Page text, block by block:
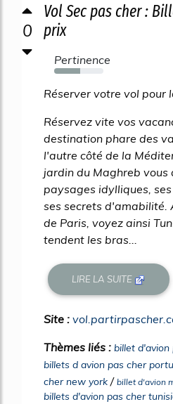
0
Vol Sec pas cher :
prix
Pertinence
53%
Réserver votre vol pour
Réservez vite vos
destination phare des
l'autre côté de la
jardin du Maghreb
paysages idylliques,
ses secrets d'amabilité.
de Paris, voyez ainsi
tendent les bras...
LIRE LA SUITE
Site :
Thèmes liés : billet d'avion
billets d avion pas cher
cher new york / billet d'avion
billets d'avion pas cher